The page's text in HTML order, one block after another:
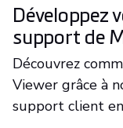
Développez
support de
Découvrez
Viewer grâce à
support client